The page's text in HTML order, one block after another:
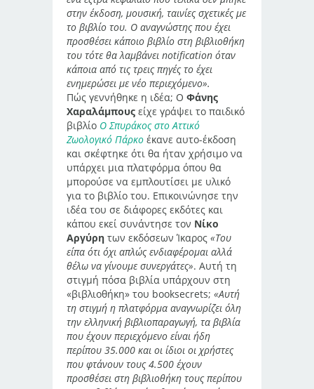
στην έκδοση, μουσική, ταινίες σχετικές με
το βιβλίο του. Ο αναγνώστης που έχει
προσθέσει κάποιο βιβλίο στη βιβλιοθήκη
του τότε θα λαμβάνει notification όταν
κάποια από τις τρεις πηγές το έχει
ενημερώσει με νέο περιεχόμενο».
Πώς γεννήθηκε η ιδέα; Ο Φάνης
Χαραλάμπους είχε γράψει το παιδικό
βιβλίο Ο Σπυράκος στο Αττικό
Ζωολογικό Πάρκο έκανε αυτο-έκδοση
και σκέφτηκε ότι θα ήταν χρήσιμο να
υπάρχει μια πλατφόρμα όπου θα
μπορούσε να εμπλουτίσει με υλικό
για το βιβλίο του. Επικοινώνησε την
ιδέα του σε διάφορες εκδότες και
κάπου εκεί συνάντησε τον Νίκο
Αργύρη των εκδόσεων Ίκαρος «Του
είπα ότι όχι απλώς ενδιαφέρομαι αλλά
θέλω να γίνουμε συνεργάτες». Αυτή τη
στιγμή πόσα βιβλία υπάρχουν στη
«βιβλιοθήκη» του booksecrets; «Αυτή
τη στιγμή η πλατφόρμα αναγνωρίζει όλη
την ελληνική βιβλιοπαραγωγή, τα βιβλία
που έχουν περιεχόμενο είναι ήδη
περίπου 35.000 και οι ίδιοι οι χρήστες
που φτάνουν τους 4.500 έχουν
προσθέσει στη βιβλιοθήκη τους περίπου